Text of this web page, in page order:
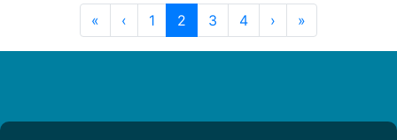
« 第一頁
‹ 上一頁
1 2 (目前頁次)
3 4 › 下一頁
»